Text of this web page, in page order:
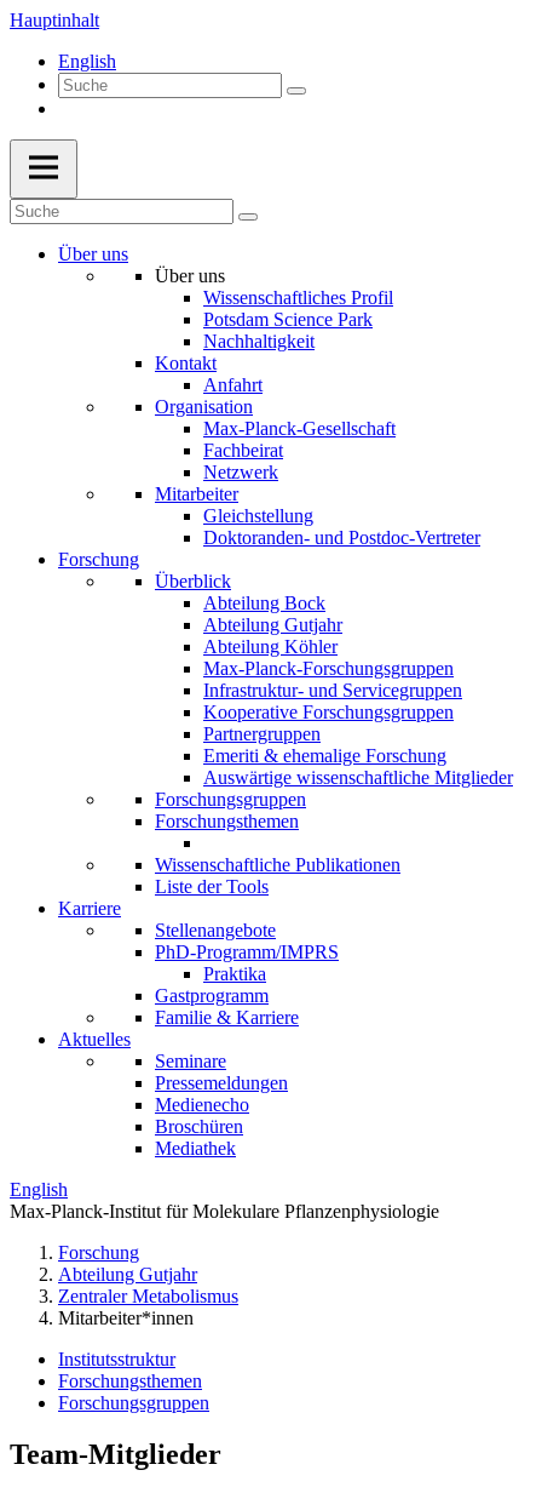
Hauptinhalt
English
Über uns
Über uns
Wissenschaftliches Profil
Potsdam Science Park
Nachhaltigkeit
Kontakt
Anfahrt
Organisation
Max-Planck-Gesellschaft
Fachbeirat
Netzwerk
Mitarbeiter
Gleichstellung
Doktoranden- und Postdoc-Vertreter
Forschung
Überblick
Abteilung Bock
Abteilung Gutjahr
Abteilung Köhler
Max-Planck-Forschungsgruppen
Infrastruktur- und Servicegruppen
Kooperative Forschungsgruppen
Partnergruppen
Emeriti & ehemalige Forschung
Auswärtige wissenschaftliche Mitglieder
Forschungsgruppen
Forschungsthemen
Wissenschaftliche Publikationen
Liste der Tools
Karriere
Stellenangebote
PhD-Programm/IMPRS
Praktika
Gastprogramm
Familie & Karriere
Aktuelles
Seminare
Pressemeldungen
Medienecho
Broschüren
Mediathek
English
Max-Planck-Institut für Molekulare Pflanzenphysiologie
Forschung
Abteilung Gutjahr
Zentraler Metabolismus
Mitarbeiter*innen
Institutsstruktur
Forschungsthemen
Forschungsgruppen
Team-Mitglieder